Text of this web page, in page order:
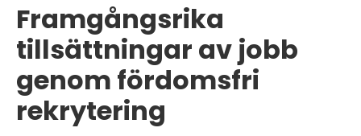
Framgångsrika
tillsättningar av jobb
genom fördomsfri
rekrytering